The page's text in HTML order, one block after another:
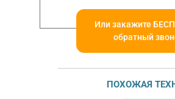
Или закажите
обратный
ПОХОЖАЯ